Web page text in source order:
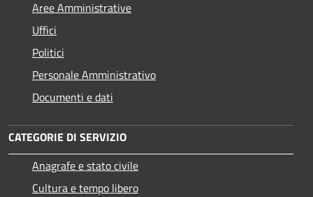
Aree Amministrative
Uffici
Politici
Personale Amministrativo
Documenti e dati
CATEGORIE DI SERVIZIO
Anagrafe e stato civile
Cultura e tempo libero